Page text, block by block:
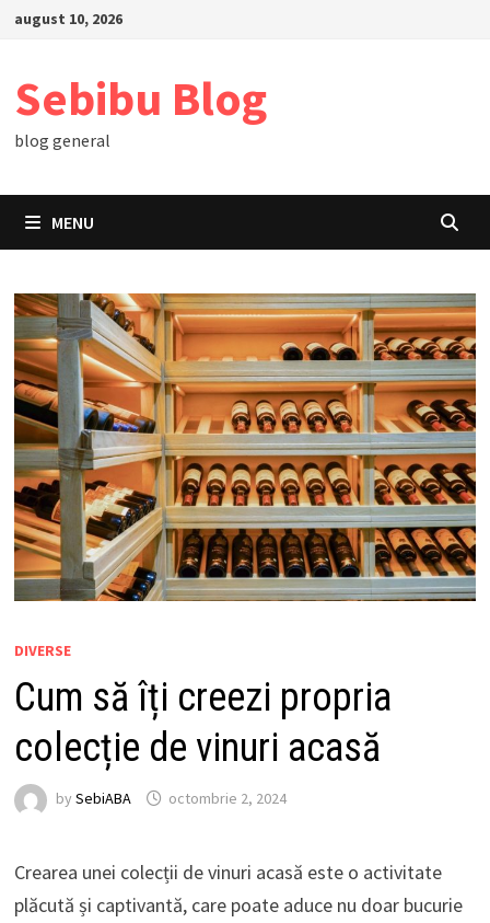
Skipaugust 10, 2026
Sebibu Blog
blog general
MENU
DIVERSE
Cum să îți creezi propria
colecție de vinuri acasă
by SebiABA octombrie 2, 2024
Crearea unei colecții de vinuri acasă este o activitate
plăcută și captivantă, care poate aduce nu doar bucurie